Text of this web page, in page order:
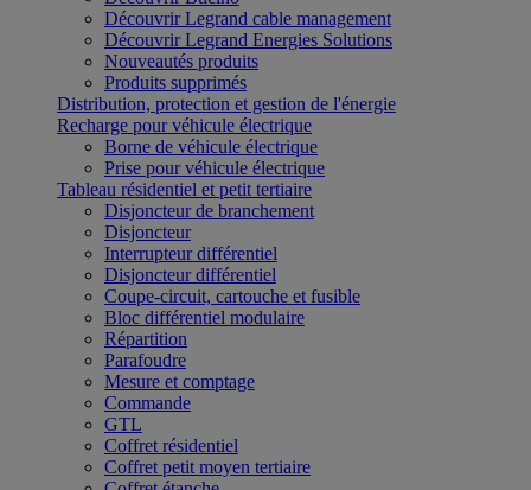
Découvrir Legrand cable management
Découvrir Legrand Energies Solutions
Nouveautés produits
Produits supprimés
Distribution, protection et gestion de l'énergie
Recharge pour véhicule électrique
Borne de véhicule électrique
Prise pour véhicule électrique
Tableau résidentiel et petit tertiaire
Disjoncteur de branchement
Disjoncteur
Interrupteur différentiel
Disjoncteur différentiel
Coupe-circuit, cartouche et fusible
Bloc différentiel modulaire
Répartition
Parafoudre
Mesure et comptage
Commande
GTL
Coffret résidentiel
Coffret petit moyen tertiaire